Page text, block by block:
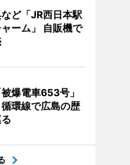
ど「JR西日本駅
ーム」 自販機で
爆電車653号」
環線で広島の歴